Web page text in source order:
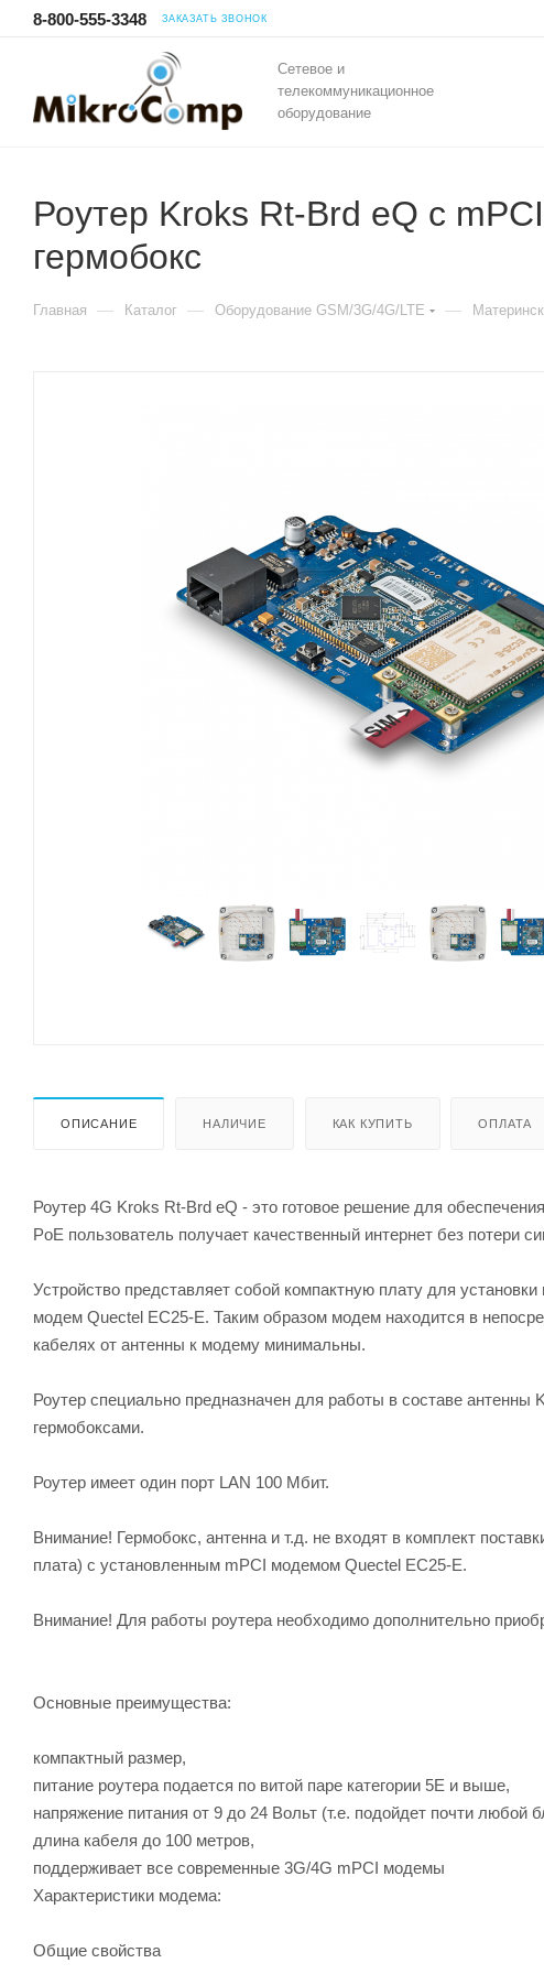
8-800-555-3348 ЗАКАЗАТЬ ЗВОНОК
Сетевое и
телекоммуникационное
оборудование
Роутер Kroks Rt-Brd eQ с
гермобокс
Главная — Каталог — Оборудование GSM/3G/4G/LTE —
ОПИСАНИЕ НАЛИЧИЕ КАК КУПИТЬ ОПЛАТА
Роутер 4G Kroks Rt-Brd eQ - это готовое решение для
PoE пользователь получает качественный интернет без потери
Устройство представляет собой компактную плату для
модем Quectel EC25-E. Таким образом модем находится в
кабелях от антенны к модему минимальны.
Роутер специально предназначен для работы в составе
гермобоксами.
Роутер имеет один порт LAN 100 Мбит.
Внимание! Гермобокс, антенна и т.д. не входят в комплект
плата) с установленным mPCI модемом Quectel EC25-E.
Внимание! Для работы роутера необходимо дополнительно
Основные преимущества:
компактный размер,
питание роутера подается по витой паре категории 5E и выше,
напряжение питания от 9 до 24 Вольт (т.е. подойдет почти любой
длина кабеля до 100 метров,
поддерживает все современные 3G/4G mPCI модемы
Характеристики модема:
Общие свойства